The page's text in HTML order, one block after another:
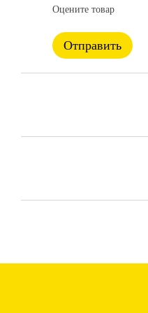
Оцените товар
Отправить